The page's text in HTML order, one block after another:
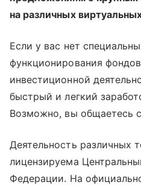
на различных
Если у вас нет
функционирования
инвестиционной
быстрый и легкий
Возможно, вы общаетесь
Деятельность различных
лицензируема
Федерации. На